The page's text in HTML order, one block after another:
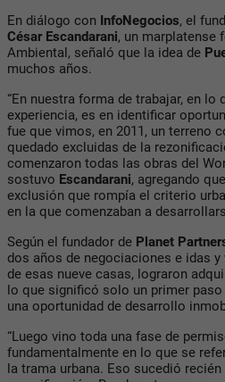
En diálogo con InfoNegocios, el
César Escandarani, un marplatense
Ambiental, señaló que la idea de
muchos años.
“En nuestra forma de trabajar, en lo
experiencia, es en identificar
fue que vimos, en 2011, un terreno
quedado excluidas de la
comenzaron todas las obras del
sostuvo Escandarani, agregando
exclusión que rompía el criterio
en la que comenzaban a
Según el fundador de Planet
dos años de negociaciones e idas
de esas nueve casas, lograron
lo que significó solo un primer
una oportunidad de desarrollo
“Luego vino toda una fase de
fundamentalmente en lo que se
la trama urbana. Eso sucedió recién